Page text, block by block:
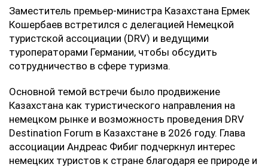
‎Заместитель премьер-министра Казахстана Ермек
Кошербаев встретился с делегацией Немецкой
туристской ассоциации (DRV) и ведущими
туроператорами Германии, чтобы обсудить
сотрудничество в сфере туризма.
‎Основной темой встречи было продвижение
Казахстана как туристического направления на
немецком рынке и возможность проведения DRV
Destination Forum в Казахстане в 2026 году. Глава
ассоциации Андреас Фибиг подчеркнул интерес
немецких туристов к стране благодаря ее природе и